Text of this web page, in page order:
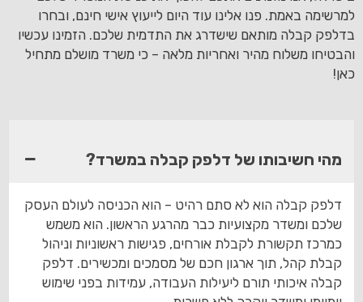
למרשימה באמת. פנו אלינו עוד היום לייעוץ אישי חינם, ובחרו
בדלפק קבלה מותאם שישדרג את התדמית שלכם. הזמינו עכשיו
והבטיחו משלוח מהיר ואחריות מלאה – כי משרד מושלם מתחיל
כאן!
מהי חשיבותו של דלפק קבלה במשרד?
דלפק קבלה הוא לא סתם רהיט – הוא הכניסה לעולם העסק
שלכם ומשדר מקצועיות כבר מהרגע הראשון. הוא משמש
כמרכז תקשורת לקבלת אורחים, פגישות ראשוניות וניהול
קבלת קהל, תוך ארגון חכם של מסמכים ומכשירים. דלפק
קבלה איכותי תורם ליעילות העבודה, עמידות בפני שימוש